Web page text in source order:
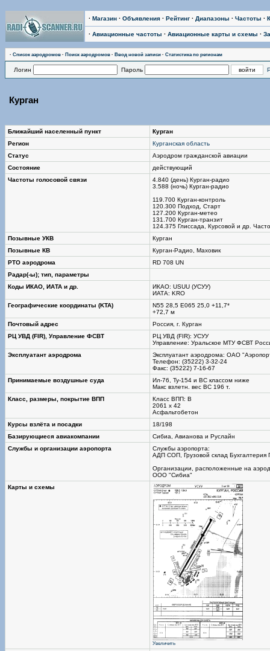
· Магазин · Объявления · Рейтинг · Диапазоны · Частоты ·
· Авиационные частоты · Авиационные карты и схемы ·
· Список аэродромов · Поиск аэродромов · Ввод новой записи · Статистика по регионам
Логин Пароль
Курган
Ближайший населенный пункт
Курган
Регион
Курганская область
Статус
Аэродром гражданской авиации
Состояние
действующий
Частоты голосовой связи
4.840 (день) Курган-радио
3.588 (ночь) Курган-радио
119.700 Курган-контроль
120.300 Подход, Старт
127.200 Курган-метео
131.700 Курган-транзит
124.375 Глиссада, Курсовой и др.
Позывные УКВ
Курган
Позывные КВ
Курган-Радио, Маховик
РТО аэродрома
RD 708 UN
Радар(-ы); тип, параметры
Коды ИКАО, ИАТА и др.
ИКАО: USUU (УСУУ)
ИАТА: KRO
Географические координаты (KTA)
N55 28,5 Е065 25,0 +11,7*
+72,7 м
Почтовый адрес
Россия, г. Курган
РЦ УВД (FIR), Управление ФСВТ
РЦ УВД (FIR): УСУУ
Управление: Уральское МТУ ФСВТ
Эксплуатант аэродрома
Эксплуатант аэродрома: ОАО
Телефон: (35222) 3-32-24
Факс: (35222) 7-16-67
Принимаемые воздушные суда
Ил-76, Ту-154 и ВС классом ниже
Макс взлетн. вес ВС 196 т.
Класс, размеры, покрытие ВПП
Класс ВПП: В
2061 х 42
Асфальтобетон
Курсы взлёта и посадки
18/198
Базирующиеся авиакомпании
Сибиа, Авианова и Руслайн
Службы и организации аэропорта
Службы аэропорта:
АДП СОП, Грузовой склад
Организации, расположенные на
ООО "Сибиа"
Карты и схемы
Увеличить